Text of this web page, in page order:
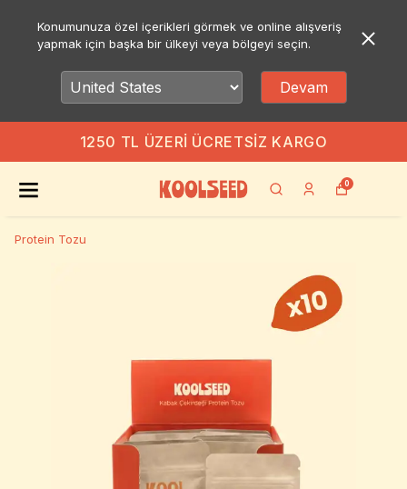
Konumunuza özel içerikleri görmek ve online alışveriş
yapmak için başka bir ülkeyi veya bölgeyi seçin.
Devam
1250 TL ÜZERI ÜCRETSIZ KARGO
0
Protein Tozu